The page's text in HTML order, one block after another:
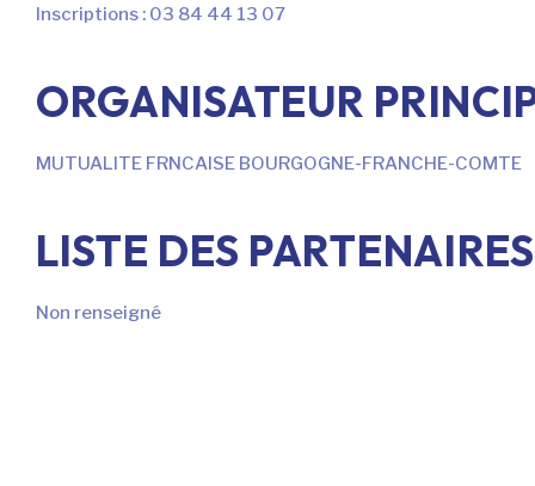
Inscriptions : 03 84 44 13 07
ORGANISATEUR
MUTUALITE FRNCAISE BOURGOGNE-FRANCHE-COMTE
LISTE DES PARTENAIRES
Non renseigné